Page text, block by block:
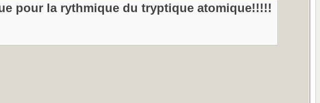
pour la rythmique du tryptique atomique!!!!!